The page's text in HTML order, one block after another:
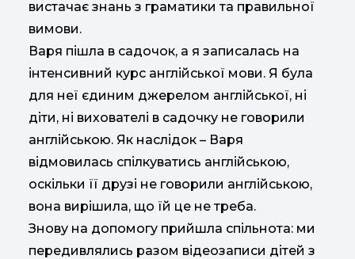
вистачає знань з граматики та правильної
вимови.
Варя пішла в садочок, а я записалась на
інтенсивний курс англійської мови. Я була
для неї єдиним джерелом англійської, ні
діти, ні вихователі в садочку не говорили
англійською. Як наслідок – Варя
відмовилась спілкуватись англійською,
оскільки її друзі не говорили англійською,
вона вирішила, що їй це не треба.
Знову на допомогу прийшла спільнота: ми
передивлялись разом відеозаписи дітей з